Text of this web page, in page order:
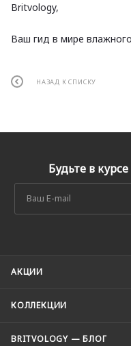
Britvology,
Ваш гид в мире
НАЗАД К СПИСКУ
Будьте в
АКЦИИ
КОЛЛЕКЦИИ
BRITVOLOGY — БЛОГ